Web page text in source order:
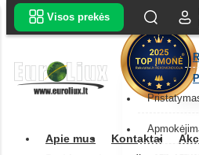
Apie mus Kontaktai
Visos prekės